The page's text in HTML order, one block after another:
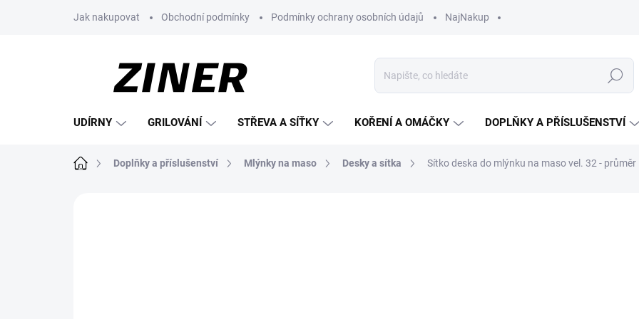
Jak nakupovat Obchodní podmínky Podmínky ochrany osobních údajů NajNakup
Hledat
UDÍRNY GRILOVÁNÍ STŘEVA A SÍŤKY KOŘENÍ A OMÁČKY DOPLŇKY A PŘÍSLUŠENSTVÍ
Domů Doplňky a příslušenství Mlýnky na maso Desky a sítka Sítko deska do mlýnku na maso vel. 32 - průměr